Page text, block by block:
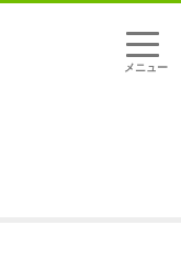
t
o
g